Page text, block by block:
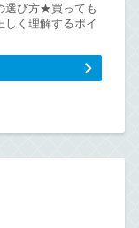
選び方★買っても
しく理解するポイ